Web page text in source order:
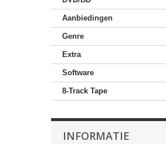
Aanbiedingen
Genre
Extra
Software
8-Track Tape
INFORMATIE